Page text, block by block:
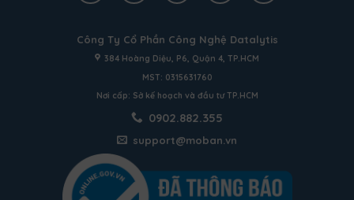
Công Ty Cổ Phần Công Nghệ Datalytis
384 Hoàng Diệu, P6, Quận 4, TP.HCM
MST: 0315631760
Nơi cấp: Sở kế hoạch và đầu tư TP.HCM
0902.882.355
support@moban.vn